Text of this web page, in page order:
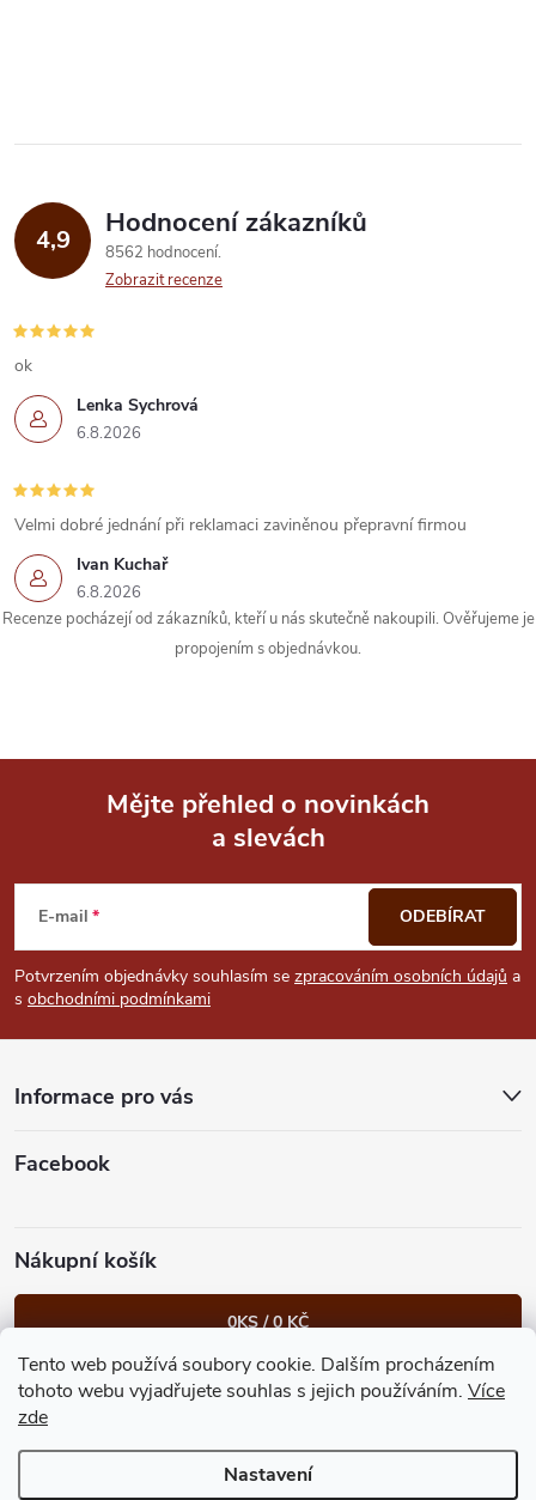
Tento web používá soubory cookie. Dalším procházením
tohoto webu vyjadřujete souhlas s jejich používáním. Více
zde
Nastavení
l
d
a
c
í
p
r
v
k
y
p
4,9 Hodnocení zákazníků
8562 hodnocení
Zobrazit recenze
Lenka Sychrová
6.8.2026
ok
Ivan Kuchař
6.8.2026
Velmi dobré jednání při reklamaci zaviněnou přepravní firmou
Recenze pocházejí od zákazníků, kteří u nás skutečně nakoupili. Ověřujeme je
propojením s objednávkou.
p
a
Mějte přehled o novinkách
a slevách
E-mail
Potvrzením objednávky souhlasím se zpracováním osobních údajů a
s obchodními podmínkami
ODEBÍRAT
Informace pro vás
Facebook
Nákupní košík
0KS /0 KČ
Heureka.cz Facebook Instagram Bonvolo - přidej se taky
GastroKlub.cz. Všechna práva vyhrazena.